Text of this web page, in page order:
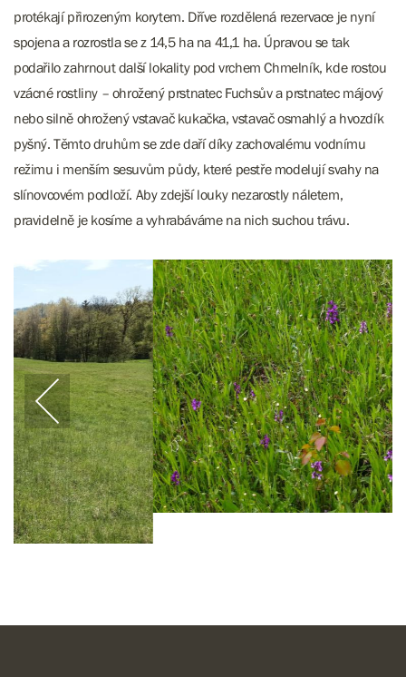
protékají přirozeným korytem. Dříve rozdělená rezervace je nyní
spojena a rozrostla se z 14,5 ha na 41,1 ha. Úpravou se tak
podařilo zahrnout další lokality pod vrchem Chmelník, kde rostou
vzácné rostliny – ohrožený prstnatec Fuchsův a prstnatec májový
nebo silně ohrožený vstavač kukačka, vstavač osmahlý a hvozdík
pyšný. Těmto druhům se zde daří díky zachovalému vodnímu
režimu i menším sesuvům půdy, které pestře modelují svahy na
slínovcovém podloží. Aby zdejší louky nezarostly náletem,
pravidelně je kosíme a vyhrabáváme na nich suchou trávu.